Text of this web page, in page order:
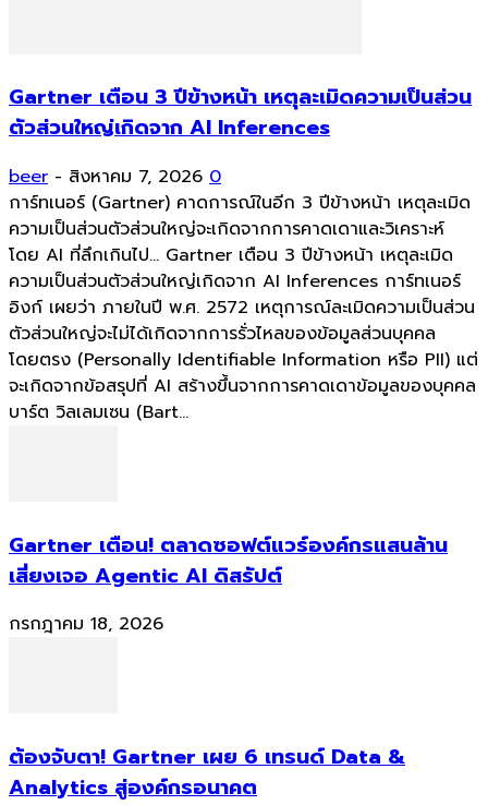
Gartner เตือน 3 ปีข้างหน้า เหตุละเมิดความเป็นส่วน
ตัวส่วนใหญ่เกิดจาก AI Inferences
beer - สิงหาคม 7, 2026 0
การ์ทเนอร์ (Gartner) คาดการณ์ในอีก 3 ปีข้างหน้า เหตุละเมิด
ความเป็นส่วนตัวส่วนใหญ่จะเกิดจากการคาดเดาและวิเคราะห์
โดย AI ที่ลึกเกินไป... Gartner เตือน 3 ปีข้างหน้า เหตุละเมิด
ความเป็นส่วนตัวส่วนใหญ่เกิดจาก AI Inferences การ์ทเนอร์
อิงก์ เผยว่า ภายในปี พ.ศ. 2572 เหตุการณ์ละเมิดความเป็นส่วน
ตัวส่วนใหญ่จะไม่ได้เกิดจากการรั่วไหลของข้อมูลส่วนบุคคล
โดยตรง (Personally Identifiable Information หรือ PII) แต่
จะเกิดจากข้อสรุปที่ AI สร้างขึ้นจากการคาดเดาข้อมูลของบุคคล
บาร์ต วิลเลมเซน (Bart...
Gartner เตือน! ตลาดซอฟต์แวร์องค์กรแสนล้าน
เสี่ยงเจอ Agentic AI ดิสรัปต์
กรกฎาคม 18, 2026
ต้องจับตา! Gartner เผย 6 เทรนด์ Data &
Analytics สู่องค์กรอนาคต